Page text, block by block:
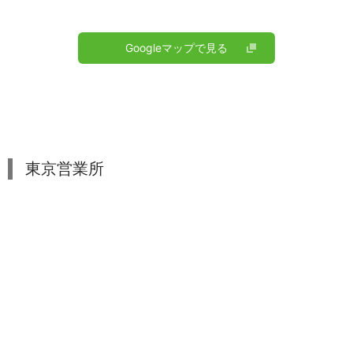
Googleマップで見る
東京営業所